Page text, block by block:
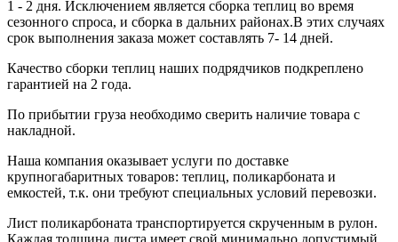
1 - 2 дня. Исключением является сборка теплиц во время
сезонного спроса, и сборка в дальних районах.В этих случаях
срок выполнения заказа может составлять 7- 14 дней.
Качество сборки теплиц наших подрядчиков подкреплено
гарантией на 2 года.
По прибытии груза необходимо сверить наличие товара с
накладной.
Наша компания оказывает услуги по доставке
крупногабаритных товаров: теплиц, поликарбоната и
емкостей, т.к. они требуют специальных условий перевозки.
Лист поликарбоната транспортируется скрученным в рулон.